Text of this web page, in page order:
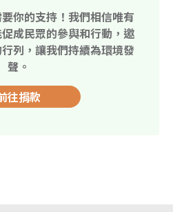
你的支持！我們相信唯有
成民眾的參與和行動，邀
列，讓我們持續為環境發
聲。
往捐款